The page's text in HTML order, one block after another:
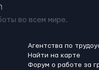
во всем мире.
Агентства по
Найти на карте
Форум о работе за